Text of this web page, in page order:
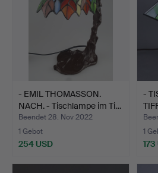
- EMIL THOMASSON.
NACH. - Tischlampe im Ti…
Beendet 28. Nov 2022
1 Gebot
254 USD
-
1
173